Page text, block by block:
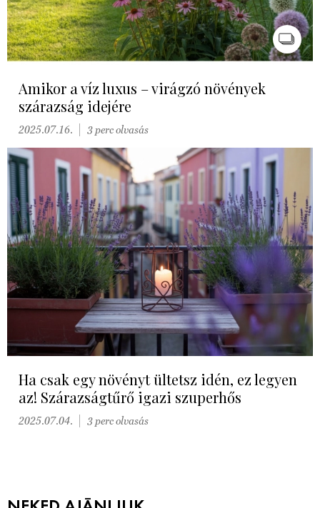
Amikor a víz luxus – virágzó növények
szárazság idejére
2025.07.16. 3 perc olvasás
Ha csak egy növényt ültetsz idén, ez legyen
az! Szárazságtűrő igazi szuperhős
2025.07.04. 3 perc olvasás